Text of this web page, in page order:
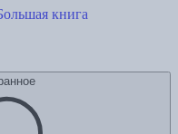
книга